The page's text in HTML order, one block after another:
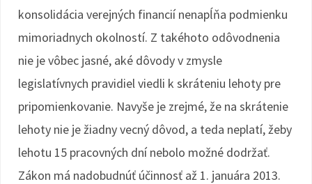
konsolidácia verejných financií nenapĺňa podmienku
mimoriadnych okolností. Z takéhoto odôvodnenia
nie je vôbec jasné, aké dôvody v zmysle
legislatívnych pravidiel viedli k skráteniu lehoty pre
pripomienkovanie. Navyše je zrejmé, že na skrátenie
lehoty nie je žiadny vecný dôvod, a teda neplatí, žeby
lehotu 15 pracovných dní nebolo možné dodržať.
Zákon má nadobudnúť účinnosť až 1. januára 2013.